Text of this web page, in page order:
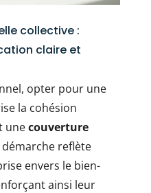
collective :
claire et
opter pour une
la cohésion
unecouverture
démarche reflète
envers le bien-
ainsi leur